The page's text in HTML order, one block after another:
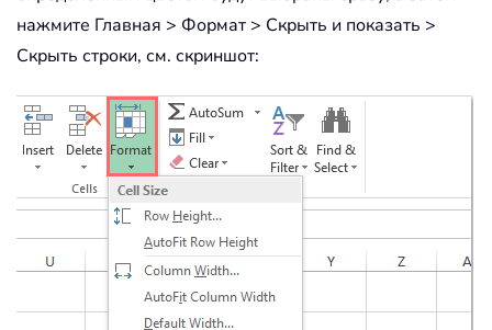
нажмите Главная > Формат > Скрыть и показать >
Скрыть строки, см. скриншот: